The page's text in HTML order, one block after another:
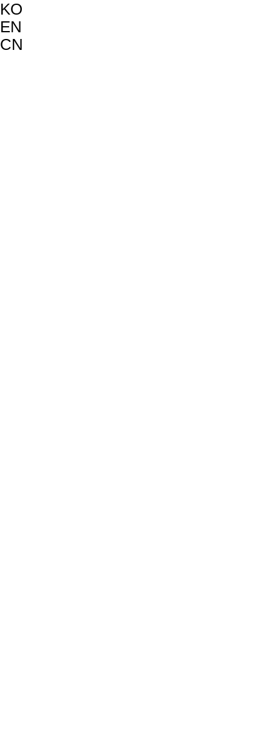
KO
EN
CN